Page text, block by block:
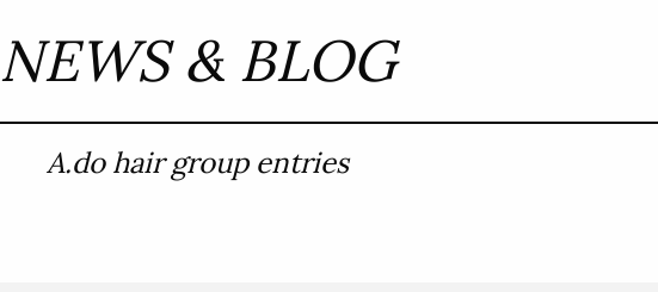
NEWS & BLOG
A.do hair group entries